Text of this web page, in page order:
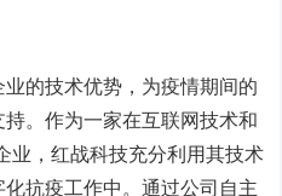
的技术优势，为疫情期间的
。作为一家在互联网技术和
业，红战科技充分利用其技术
抗疫工作中。通过公司自主